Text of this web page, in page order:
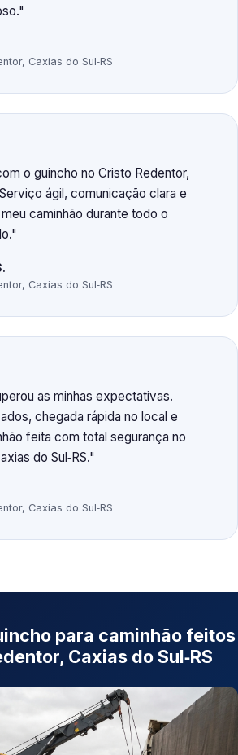
Caxias do Sul‑RS
o guincho no Cristo Redentor,
ágil, comunicação clara e
caminhão durante todo o
Caxias do Sul‑RS
as minhas expectativas.
chegada rápida no local e
feita com total segurança no
do Sul‑RS.
Caxias do Sul‑RS
para caminhão feitos
Caxias do Sul‑RS